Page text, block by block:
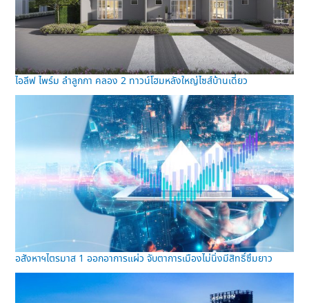
ไอลีฟ ไพร์ม ลำลูกกา คลอง 2 ทาวน์โฮมหลังใหญ่ไซส์บ้านเดี่ยว
อสังหาฯไตรมาส 1 ออกอาการแผ่ว จับตาการเมืองไม่นิ่งมีสิทธิ์ซึมยาว